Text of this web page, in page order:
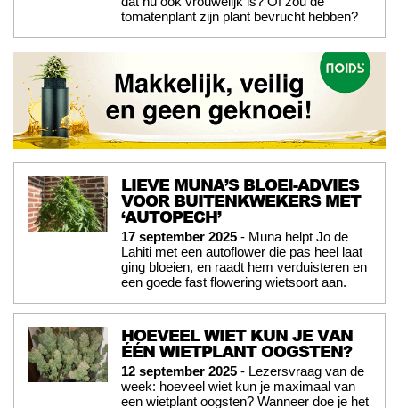
tomatenplant zijn plant bevrucht hebben?
LIEVE MUNA’S BLOEI-ADVIES
VOOR BUITENKWEKERS MET
‘AUTOPECH’
17 september 2025 - Muna helpt Jo de
Lahiti met een autoflower die pas heel laat
ging bloeien, en raadt hem verduisteren en
een goede fast flowering wietsoort aan.
HOEVEEL WIET KUN JE VAN
ÉÉN WIETPLANT OOGSTEN?
12 september 2025 - Lezersvraag van de
week: hoeveel wiet kun je maximaal van
een wietplant oogsten? Wanneer doe je het